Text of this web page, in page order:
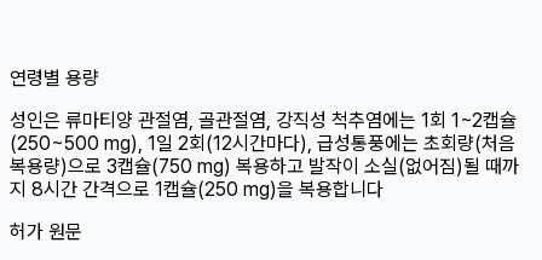
연령별 용량
성인은 류마티양 관절염, 골관절염, 강직성 척추염에는 1회 1~2캡슐
(250~500 mg), 1일 2회(12시간마다), 급성통풍에는 초회량(처음
복용량)으로 3캡슐(750 mg) 복용하고 발작이 소실(없어짐)될 때까
지 8시간 간격으로 1캡슐(250 mg)을 복용합니다
허가 원문